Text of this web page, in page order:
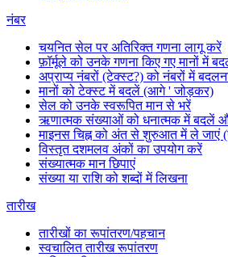
नंबर
चयनित सेल पर अतिरिक्त गणना लागू करें
फ़ॉर्मूले को उनके गणना किए गए मानों में
अप्राप्य नंबरों (टेक्स्ट?) को नंबरों में
मानों को टेक्स्ट में बदलें (आगे ' जोड़कर)
सेल को उनके स्वरूपित मान से भरें
ऋणात्मक संख्याओं को धनात्मक में बदलें
माइनस चिह्न को अंत से शुरुआत में ले जाएं
विस्तृत दशमलव अंकों का उपयोग करें
संख्यात्मक मान छिपाएं
संख्या या राशि को शब्दों में लिखना
तारीख
तारीखों का रूपांतरण/पहचान
स्वचालित तारीख रूपांतरण